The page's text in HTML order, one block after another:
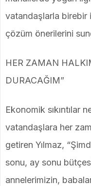
vatandaşlarla birebir
çözüm önerilerini
HER ZAMAN
DURACAĞIM”
Ekonomik sıkıntılar
vatandaşlara her
getiren Yılmaz,
sonu, ay sonu
annelerimizin,